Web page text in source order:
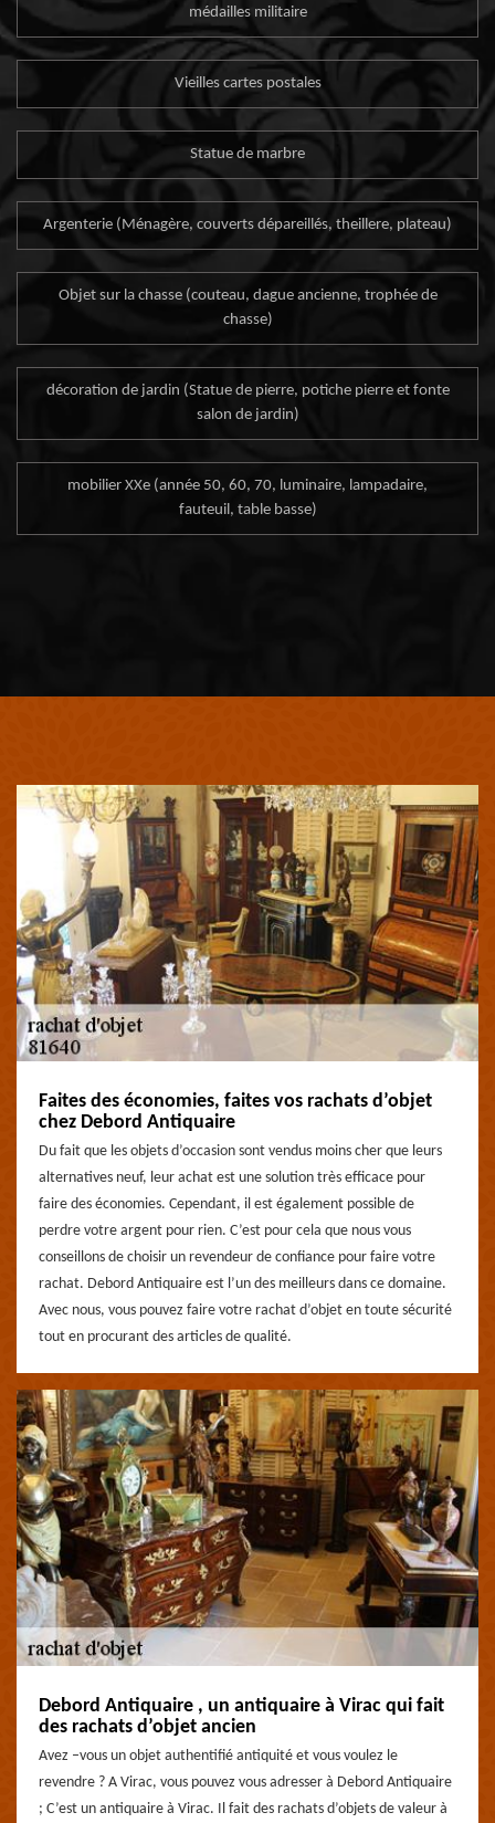
médailles militaire
Vieilles cartes postales
Statue de marbre
Argenterie (Ménagère, couverts dépareillés, theillere, plateau)
Objet sur la chasse (couteau, dague ancienne, trophée de
chasse)
décoration de jardin (Statue de pierre, potiche pierre et fonte
salon de jardin)
mobilier XXe (année 50, 60, 70, luminaire, lampadaire,
fauteuil, table basse)
Faites des économies, faites vos rachats d’objet
chez Debord Antiquaire
Du fait que les objets d’occasion sont vendus moins cher que leurs
alternatives neuf, leur achat est une solution très efficace pour
faire des économies. Cependant, il est également possible de
perdre votre argent pour rien. C’est pour cela que nous vous
conseillons de choisir un revendeur de confiance pour faire votre
rachat. Debord Antiquaire est l’un des meilleurs dans ce domaine.
Avec nous, vous pouvez faire votre rachat d’objet en toute sécurité
tout en procurant des articles de qualité.
Debord Antiquaire , un antiquaire à Virac qui fait
des rachats d’objet ancien
Avez –vous un objet authentifié antiquité et vous voulez le
revendre ? A Virac, vous pouvez vous adresser à Debord Antiquaire
; C’est un antiquaire à Virac. Il fait des rachats d’objets de valeur à